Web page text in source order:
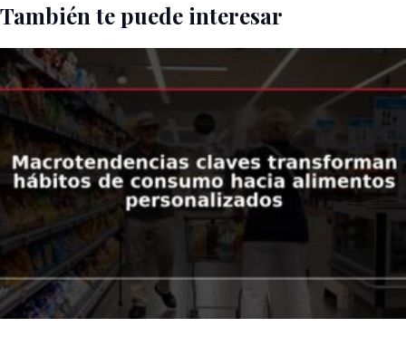
También te puede interesar